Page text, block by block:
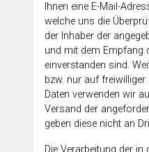
Ihnen eine E-Mail-
welche uns die
der Inhaber der
und mit dem Empfang
einverstanden sind.
bzw. nur auf
Daten verwenden wir
Versand der
geben diese nicht an
Die Verarbeitung der in